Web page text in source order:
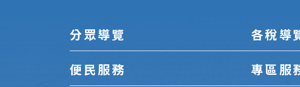
分眾導覽 各稅導
便民服務 專區服